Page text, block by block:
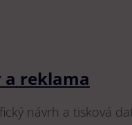
a reklama
návrh a tisková